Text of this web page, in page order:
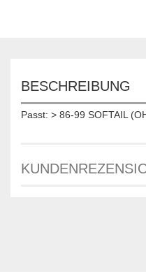
BESCHREIBUNG
Passt: > 86-99 SOFTAIL